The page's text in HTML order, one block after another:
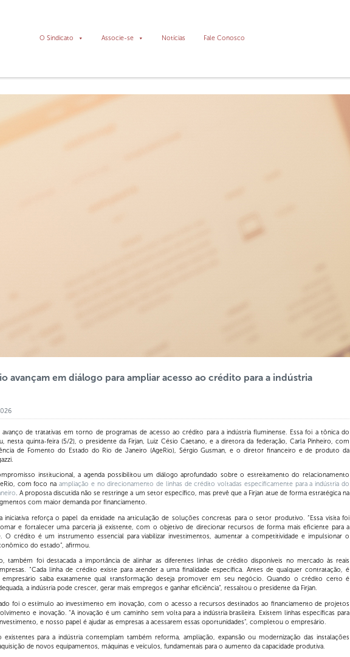
O Sindicato Associe-se Notícias Fale Conosco
avançam em diálogo para ampliar acesso ao crédito para a indústria
avanço de tratativas em torno de programas de acesso ao crédito para a indústria fluminense. Essa foi a tônica do
nesta quinta-feira (5/2), o presidente da Firjan, Luiz Césio Caetano, e a diretora da federação, Carla Pinheiro, com
de Fomento do Estado do Rio de Janeiro (AgeRio), Sérgio Gusman, e o diretor financeiro e de produto da
institucional, a agenda possibilitou um diálogo aprofundado sobre o estreitamento do relacionamento
com foco na ampliação e no direcionamento de linhas de crédito voltadas especificamente para a indústria do
. A proposta discutida não se restringe a um setor específico, mas prevê que a Firjan atue de forma estratégica na
com maior demanda por financiamento.
iniciativa reforça o papel da entidade na articulação de soluções concretas para o setor produtivo. “Essa visita foi
e fortalecer uma parceria já existente, com o objetivo de direcionar recursos de forma mais eficiente para a
O crédito é um instrumento essencial para viabilizar investimentos, aumentar a competitividade e impulsionar o
do estado”, afirmou.
também foi destacada a importância de alinhar as diferentes linhas de crédito disponíveis no mercado às reais
“Cada linha de crédito existe para atender a uma finalidade específica. Antes de qualquer contratação, é
saiba exatamente qual transformação deseja promover em seu negócio. Quando o crédito certo é
a indústria pode crescer, gerar mais empregos e ganhar eficiência”, ressaltou o presidente da Firjan.
foi o estímulo ao investimento em inovação, com o acesso a recursos destinados ao financiamento de projetos
e inovação. “A inovação é um caminho sem volta para a indústria brasileira. Existem linhas específicas para
e nosso papel é ajudar as empresas a acessarem essas oportunidades”, completou o empresário.
existentes para a indústria contemplam também reforma, ampliação, expansão ou modernização das instalações
de novos equipamentos, máquinas e veículos, fundamentais para o aumento da capacidade produtiva.